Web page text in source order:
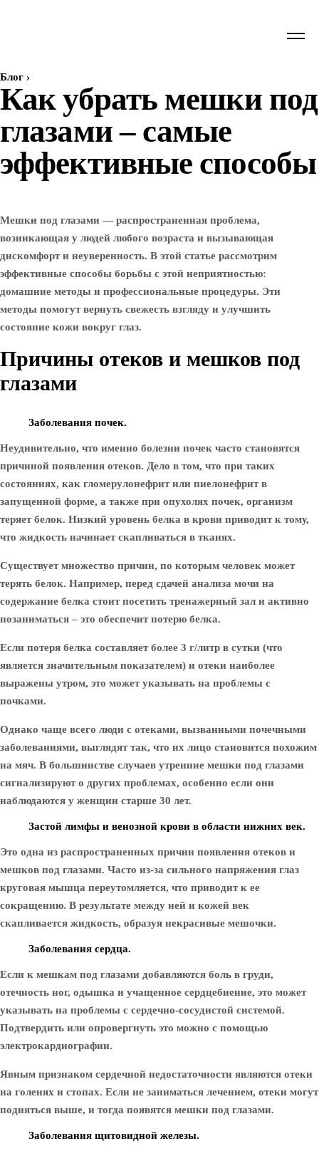
Блог ›
Как убрать мешки под
глазами – самые
эффективные способы
Мешки под глазами — распространенная проблема,
возникающая у людей любого возраста и вызывающая
дискомфорт и неуверенность. В этой статье рассмотрим
эффективные способы борьбы с этой неприятностью:
домашние методы и профессиональные процедуры. Эти
методы помогут вернуть свежесть взгляду и улучшить
состояние кожи вокруг глаз.
Причины отеков и мешков под
глазами
Заболевания почек.
Неудивительно, что именно болезни почек часто становятся
причиной появления отеков. Дело в том, что при таких
состояниях, как гломерулонефрит или пиелонефрит в
запущенной форме, а также при опухолях почек, организм
теряет белок. Низкий уровень белка в крови приводит к тому,
что жидкость начинает скапливаться в тканях.
Существует множество причин, по которым человек может
терять белок. Например, перед сдачей анализа мочи на
содержание белка стоит посетить тренажерный зал и активно
позаниматься – это обеспечит потерю белка.
Если потеря белка составляет более 3 г/литр в сутки (что
является значительным показателем) и отеки наиболее
выражены утром, это может указывать на проблемы с
почками.
Однако чаще всего люди с отеками, вызванными почечными
заболеваниями, выглядят так, что их лицо становится похожим
на мяч. В большинстве случаев утренние мешки под глазами
сигнализируют о других проблемах, особенно если они
наблюдаются у женщин старше 30 лет.
Застой лимфы и венозной крови в области нижних век.
Это одна из распространенных причин появления отеков и
мешков под глазами. Часто из-за сильного напряжения глаз
круговая мышца переутомляется, что приводит к ее
сокращению. В результате между ней и кожей век
скапливается жидкость, образуя некрасивые мешочки.
Заболевания сердца.
Если к мешкам под глазами добавляются боль в груди,
отечность ног, одышка и учащенное сердцебиение, это может
указывать на проблемы с сердечно-сосудистой системой.
Подтвердить или опровергнуть это можно с помощью
электрокардиографии.
Явным признаком сердечной недостаточности являются отеки
на голенях и стопах. Если не заниматься лечением, отеки могут
подняться выше, и тогда появятся мешки под глазами.
Заболевания щитовидной железы.